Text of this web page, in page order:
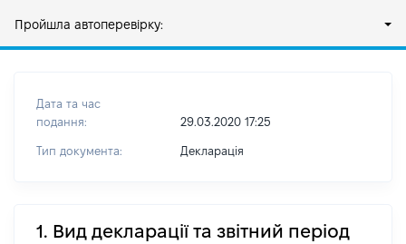
Пройшла автоперевірку:
Дата та час
подання:
29.03.2020 17:25
Тип документа: Декларація
1. Вид декларації та звітний період